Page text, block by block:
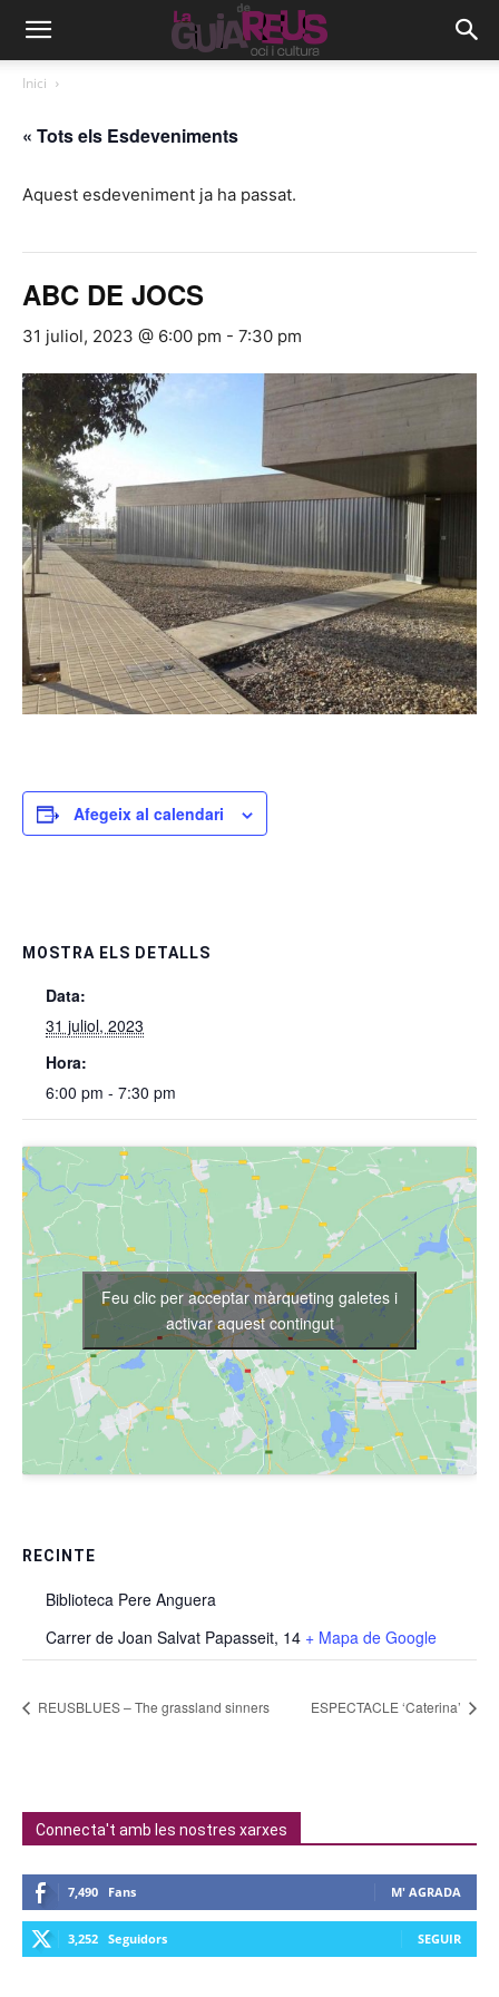
Inici
« Tots els Esdeveniments
Aquest esdeveniment ja ha passat.
ABC DE JOCS
31 juliol, 2023 @ 6:00 pm - 7:30 pm
Afegeix al calendari
MOSTRA ELS DETALLS
Data:
31 juliol, 2023
Hora:
6:00 pm - 7:30 pm
RECINTE
Biblioteca Pere Anguera
Carrer de Joan Salvat Papasseit, 14 + Mapa de Google
Feu clic per acceptar màrqueting galetes i
activar aquest contingut
REUSBLUES – The grassland sinners ESPECTACLE ‘Caterina’
Connecta't amb les nostres xarxes
7,490 Fans M' AGRADA
3,252 Seguidors SEGUIR